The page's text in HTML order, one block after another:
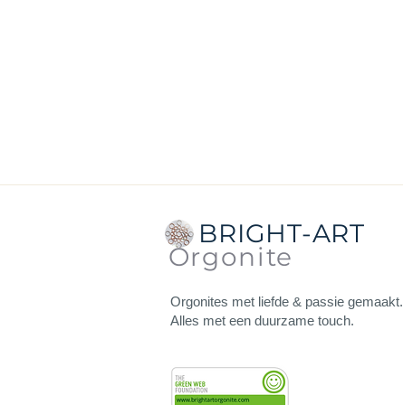
BRIGHT-ART
Orgonite
Orgonites met liefde & passie gemaakt.
Alles met een duurzame touch.